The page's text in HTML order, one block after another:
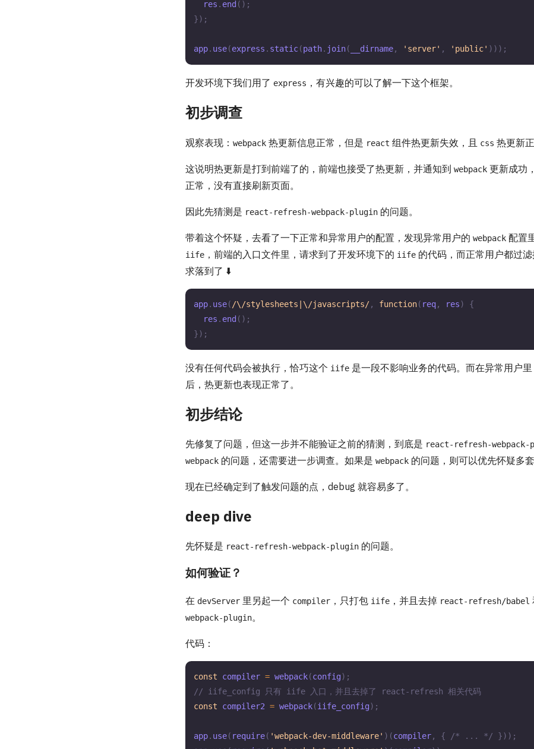
  res
. end ( ) ;
}) ;
app. use(express . static(path. join( __dirname, 'server' , 'public' ) ) ) ;
开发环境下我们用了 express ，有兴趣的可以了解一下这个框架。
初步调查
观察表现： webpack 热更新信息正常，但是 react 组件热更新失效，且 css 热更新正
这说明热更新是打到前端了的，前端也接受了热更新，并通知到 webpack 更新成功
正常，没有直接刷新页面。
因此先猜测是 react-refresh-webpack-plugin 的问题。
带着这个怀疑，去看了一下正常和异常用户的配置，发现异常用户的 webpack 配置
iife ，前端的入口文件里，请求到了开发环境下的 iife 的代码，而正常用户都过滤
求落到了 ⬇️
app. use( /\/stylesheets|\/javascripts/, function( req, res)
{
  res
. end( ) ;
}) ;
没有任何代码会被执行，恰巧这个 iife 是一段不影响业务的代码。而在异常用户
后，热更新也表现正常了。
初步结论
先修复了问题，但这一步并不能验证之前的猜测，到底是 react-refresh-webpack-
webpack 的问题，还需要进一步调查。如果是 webpack 的问题，则可以优先怀疑多套
现在已经确定到了触发问题的点，debug 就容易多了。
deep dive
先怀疑是 react-refresh-webpack-plugin 的问题。
如何验证？
在 devServer 里另起一个 compiler ，只打包 iife ，并且去掉 react-refresh/babel
webpack-plugin。
代码：
const compiler = webpack(config) ;
// iife_config 只有 iife 入口，并且去掉了 react-refresh 相关代码
const compiler2 = webpack(iife_config) ;
app. use( require( 'webpack-dev-middleware' ) (compiler, { /* ... */ }) ) ;